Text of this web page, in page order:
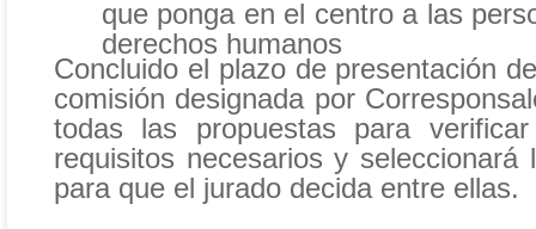
que ponga en el centro a las
derechos humanos
Concluido el plazo de presentación
comisión designada por
todas las propuestas para
requisitos necesarios y seleccionará
para que el jurado decida entre ellas.